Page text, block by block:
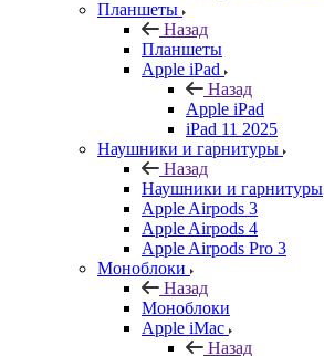
Планшеты
Назад
Планшеты
Apple iPad
Назад
Apple iPad
iPad 11 2025
Наушники и гарнитуры
Назад
Наушники и гарнитуры
Apple Airpods 3
Apple Airpods 4
Apple Airpods Pro 3
Моноблоки
Назад
Моноблоки
Apple iMac
Назад